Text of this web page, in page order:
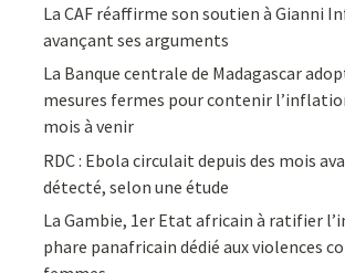
La CAF réaffirme son soutien à Gianni
avançant ses arguments
La Banque centrale de Madagascar
mesures fermes pour contenir
mois à venir
RDC : Ebola circulait depuis des mois
détecté, selon une étude
La Gambie, 1er Etat africain à ratifier
phare panafricain dédié aux violences